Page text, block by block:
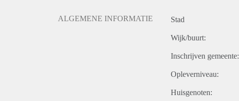
ALGEMENE INFORMATIE Stad
Wijk/buurt:
Inschrijven gemeente:
Opleverniveau:
Huisgenoten: